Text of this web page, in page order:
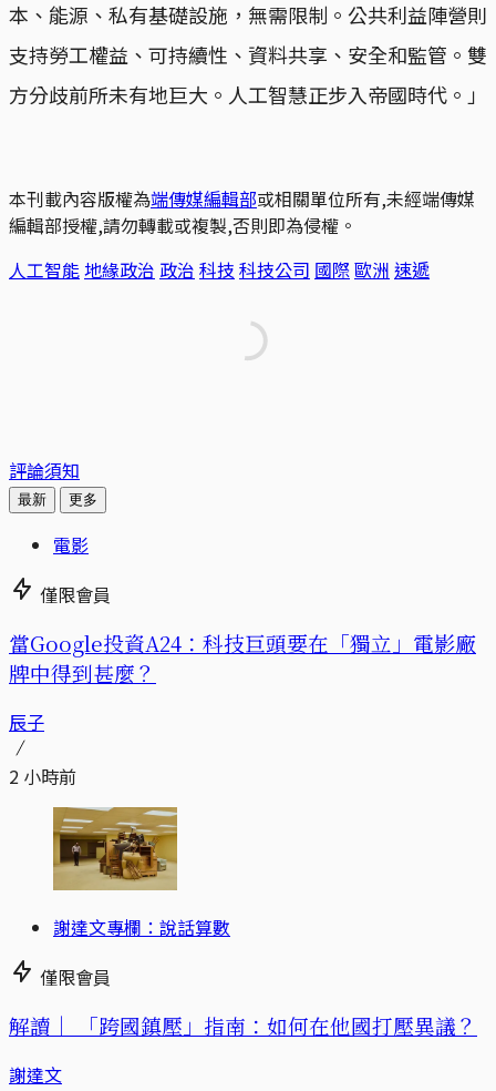
本、能源、私有基礎設施，無需限制。公共利益陣營則
支持勞工權益、可持續性、資料共享、安全和監管。雙
方分歧前所未有地巨大。人工智慧正步入帝國時代。」
本刊載內容版權為端傳媒編輯部或相關單位所有,未經端傳媒
編輯部授權,請勿轉載或複製,否則即為侵權。
人工智能地緣政治 政治 科技 科技公司 國際 歐洲 速遞
評論須知
最新 更多
電影
僅限會員
當Google投資A24：科技巨頭要在「獨立」電影廠
牌中得到甚麼？
辰子
2 小時前
謝達文專欄：說話算數
僅限會員
解讀｜ 「跨國鎮壓」指南：如何在他國打壓異議？
謝達文